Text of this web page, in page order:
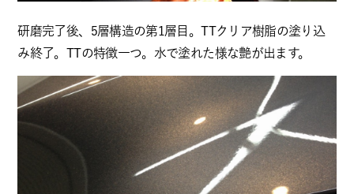
研磨完了後、5層構造の第1層目。TTクリア樹脂の塗り込
み終了。TTの特徴一つ。水で塗れた様な艶が出ます。